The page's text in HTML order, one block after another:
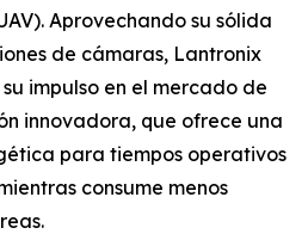
Aprovechando su sólida
de cámaras, Lantronix
impulso en el mercado de
innovadora, que ofrece una
para tiempos operativos
consume menos